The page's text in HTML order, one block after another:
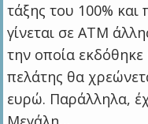
τάξης του 100%
γίνεται σε ΑΤΜ
την οποία
πελάτης θα
ευρώ. Παράλληλα,